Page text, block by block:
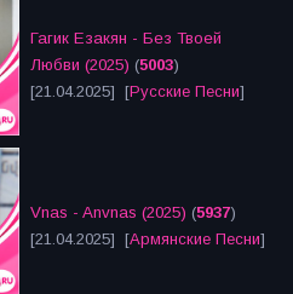
Гагик Езакян - Без Твоей
Любви (2025) (5003)
[21.04.2025] [Русские Песни]
Vnas - Anvnas (2025) (5937)
[21.04.2025] [Армянские Песни]